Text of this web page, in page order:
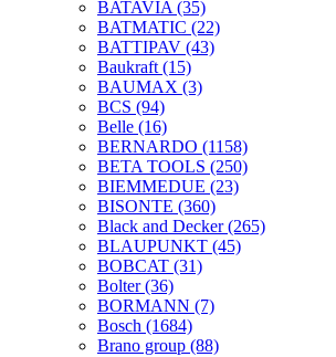
BATAVIA (35)
BATMATIC (22)
BATTIPAV (43)
Baukraft (15)
BAUMAX (3)
BCS (94)
Belle (16)
BERNARDO (1158)
BETA TOOLS (250)
BIEMMEDUE (23)
BISONTE (360)
Black and Decker(265)
BLAUPUNKT (45)
BOBCAT (31)
Bolter(36)
BORMANN (7)
Bosch (1684)
Brano group (88)